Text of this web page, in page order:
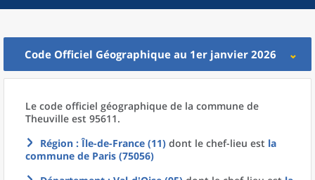
Code Officiel Géographique au 1er janvier 2026
Le code officiel géographique de la commune de
Theuville est 95611.
Région : Île-de-France (11) dont le chef-lieu est la
commune de Paris (75056)